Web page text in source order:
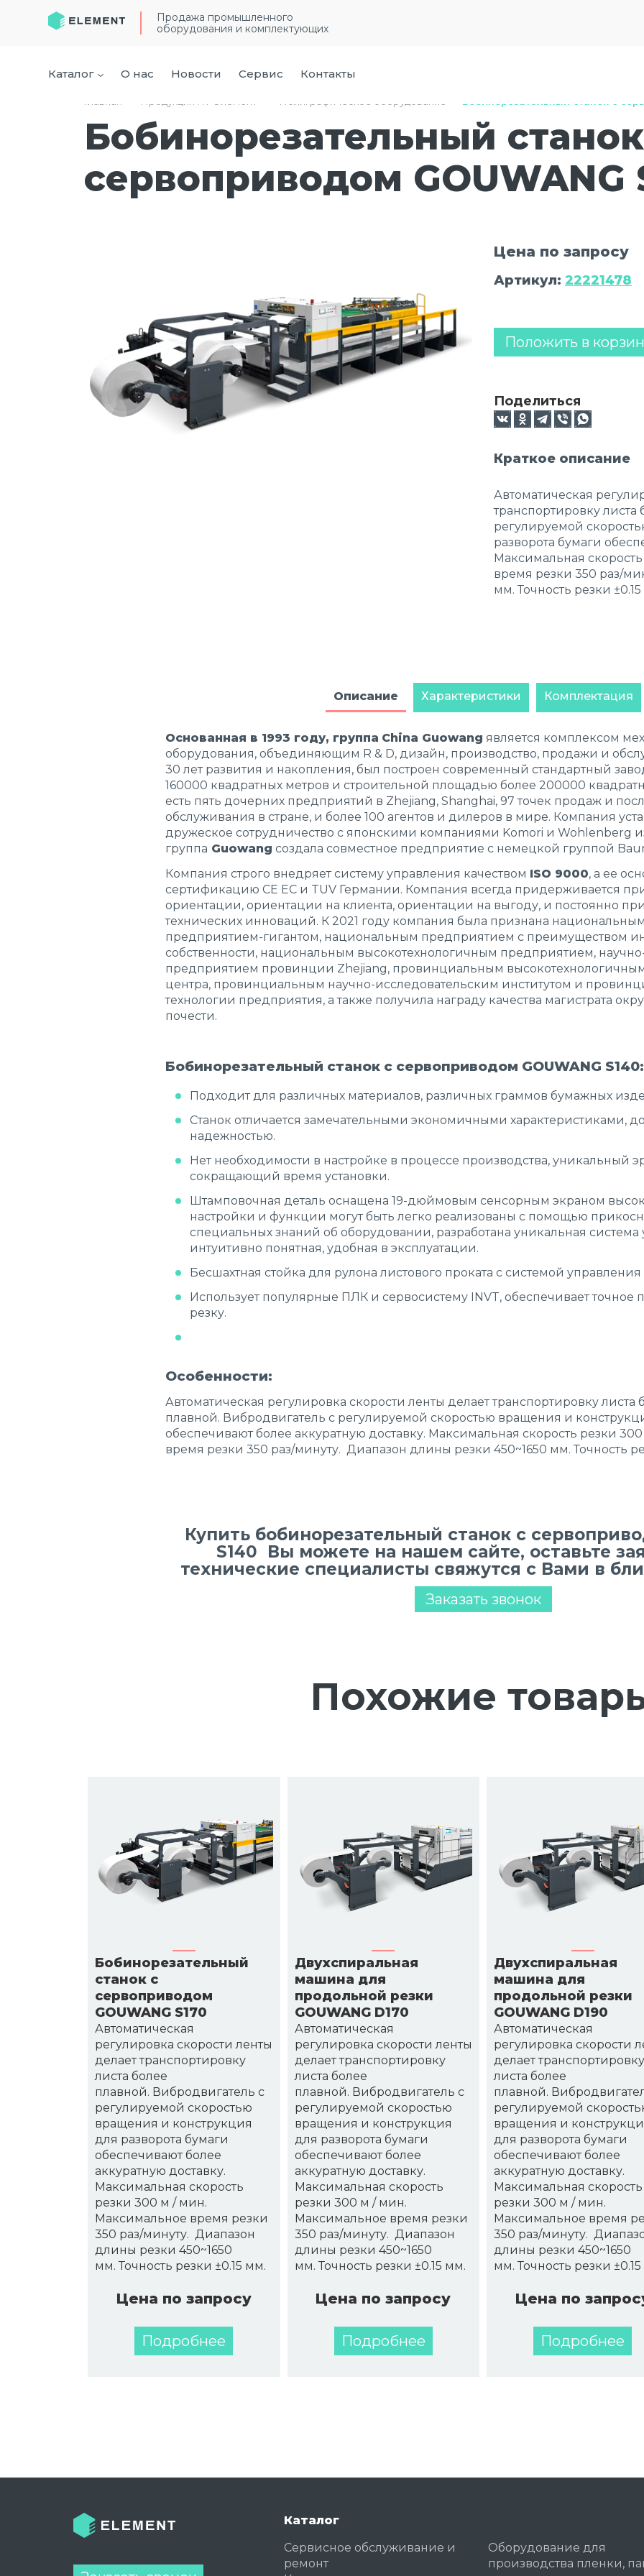
Продажа промышленного
оборудования и комплектующих
Каталог О нас Новости Сервис Контакты
Бобинорезательный
сервоприводом GOUWANG
Цена по запросу
Артикул: 22221478
Положить в
Поделиться
Краткое описание
Автоматическая
транспортировку
регулируемой
разворота бумаги
Максимальная
время резки 350 раз/
мм. Точность резки
Описание Характеристики Комплектация
Основанная в 1993 году, группа China Guowang является комплексом
оборудования, объединяющим R & D, дизайн, производство, продажи и
30 лет развития и накопления, был построен современный стандартный
160000 квадратных метров и строительной площадью более 200000
есть пять дочерних предприятий в Zhe­jiang, Shang­hai, 97 точек продаж и
обслуживания в стране, и более 100 агентов и дилеров в мире. Компания
дружеское сотрудничество с японскими компаниями Komori и Wohlenberg
группа Guowang создала совместное предприятие с немецкой группой
Компания строго внедряет систему управления качеством ISO 9000, а ее
сертификацию CE ЕС и TUV Германии. Компания всегда придерживается
ориентации, ориентации на клиента, ориентации на выгоду, и постоянно
технических инноваций. К 2021 году компания была признана
предприятием-гигантом, национальным предприятием с преимуществом
собственности, национальным высокотехнологичным предприятием,
предприятием провинции Zhe­jiang, провинциальным
центра, провинциальным научно-исследовательским институтом и
технологии предприятия, а также получила награду качества магистрата
почести.
Бобинорезательный станок с сервоприводом GOUWANG S140:
Подходит для различных материалов, различных граммов бумажных
Станок отличается замечательными экономичными характеристиками,
надежностью.
Нет необходимости в настройке в процессе производства, уникальный
сокращающий время установки.
Штамповочная деталь оснащена 19-дюймовым сенсорным экраном
настройки и функции могут быть легко реализованы с помощью
специальных знаний об оборудовании, разработана уникальная система
интуитивно понятная, удобная в эксплуатации.
Бесшахтная стойка для рулона листового проката с системой
Использует популярные ПЛК и сервосистему INVT, обеспечивает
резку.
Особенности:
Автоматическая регулировка скорости ленты делает транспортировку листа
плавной. Вибродвигатель с регулируемой скоростью вращения и
обеспечивают более аккуратную доставку. Максимальная скорость резки
время резки 350 раз/минуту. Диапазон длины резки 450~1650 мм. Точность
Купить бобинорезательный станок с
S140 Вы можете на нашем сайте, оставьте
технические специалисты свяжутся с Вами в
Заказать звонок
Похожие
Бобинорезательный
станок с
сервоприводом
GOUWANG S170
Автоматическая
регулировка скорости ленты
делает транспортировку
листа более
плавной. Вибродвигатель с
регулируемой скоростью
вращения и конструкция
для разворота бумаги
обеспечивают более
аккуратную доставку.
Максимальная скорость
резки 300 м / мин.
Максимальное время резки
350 раз/минуту. Диапазон
длины резки 450~1650
мм. Точность резки ±0.15 мм.
Цена по запросу
Подробнее
Двухспиральная
машина для
продольной резки
GOUWANG D170
Автоматическая
регулировка скорости ленты
делает транспортировку
листа более
плавной. Вибродвигатель с
регулируемой скоростью
вращения и конструкция
для разворота бумаги
обеспечивают более
аккуратную доставку.
Максимальная скорость
резки 300 м / мин.
Максимальное время резки
350 раз/минуту. Диапазон
длины резки 450~1650
мм. Точность резки ±0.15 мм.
Цена по запросу
Подробнее
Двухспиральная
машина для
продольной резки
GOUWANG D190
Автоматическая
регулировка скорости
делает транспортировку
листа более
плавной.
регулируемой
вращения и
для разворота бумаги
обеспечивают более
аккуратную доставку.
Максимальная скорость
резки 300 м / мин.
Максимальное время
350 раз/минуту.
длины резки 450~1650
мм. Точность резки
Цена по
Подробнее
Каталог
Сервисное обслуживание и
ремонт
Оборудование для
производства пленки,